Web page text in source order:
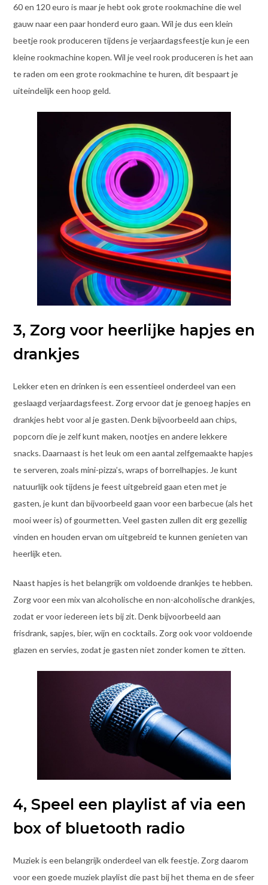
60 en 120 euro is maar je hebt ook grote rookmachine die wel
gauw naar een paar honderd euro gaan. Wil je dus een klein
beetje rook produceren tijdens je verjaardagsfeestje kun je een
kleine rookmachine kopen. Wil je veel rook produceren is het aan
te raden om een grote rookmachine te huren, dit bespaart je
uiteindelijk een hoop geld.
3, Zorg voor heerlijke hapjes en
drankjes
Lekker eten en drinken is een essentieel onderdeel van een
geslaagd verjaardagsfeest. Zorg ervoor dat je genoeg hapjes en
drankjes hebt voor al je gasten. Denk bijvoorbeeld aan chips,
popcorn die je zelf kunt maken, nootjes en andere lekkere
snacks. Daarnaast is het leuk om een aantal zelfgemaakte hapjes
te serveren, zoals mini-pizza’s, wraps of borrelhapjes. Je kunt
natuurlijk ook tijdens je feest uitgebreid gaan eten met je
gasten, je kunt dan bijvoorbeeld gaan voor een barbecue (als het
mooi weer is) of gourmetten. Veel gasten zullen dit erg gezellig
vinden en houden ervan om uitgebreid te kunnen genieten van
heerlijk eten.
Naast hapjes is het belangrijk om voldoende drankjes te hebben.
Zorg voor een mix van alcoholische en non-alcoholische drankjes,
zodat er voor iedereen iets bij zit. Denk bijvoorbeeld aan
frisdrank, sapjes, bier, wijn en cocktails. Zorg ook voor voldoende
glazen en servies, zodat je gasten niet zonder komen te zitten.
4, Speel een playlist af via een
box of bluetooth radio
Muziek is een belangrijk onderdeel van elk feestje. Zorg daarom
voor een goede muziek playlist die past bij het thema en de sfeer